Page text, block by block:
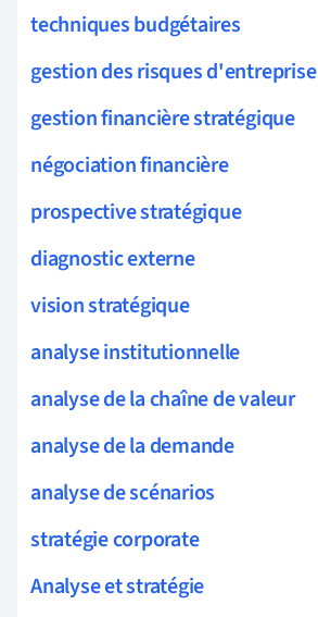
techniques budgétaires
gestion des risques d'entreprise
gestion financière stratégique
négociation financière
prospective stratégique
diagnostic externe
vision stratégique
analyse institutionnelle
analyse de la chaîne de valeur
analyse de la demande
analyse de scénarios
stratégie corporate
Analyse et stratégie